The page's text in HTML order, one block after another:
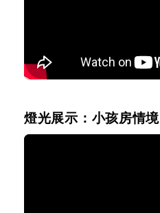
燈光展示：小孩房情境